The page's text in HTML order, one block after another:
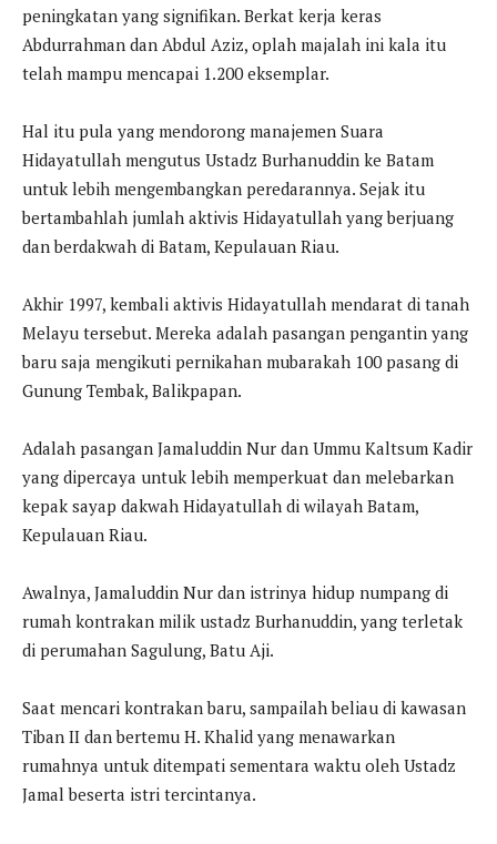
peningkatan yang signifikan. Berkat kerja keras
Abdurrahman dan Abdul Aziz, oplah majalah ini kala itu
telah mampu mencapai 1.200 eksemplar.
Hal itu pula yang mendorong manajemen Suara
Hidayatullah mengutus Ustadz Burhanuddin ke Batam
untuk lebih mengembangkan peredarannya. Sejak itu
bertambahlah jumlah aktivis Hidayatullah yang berjuang
dan berdakwah di Batam, Kepulauan Riau.
Akhir 1997, kembali aktivis Hidayatullah mendarat di tanah
Melayu tersebut. Mereka adalah pasangan pengantin yang
baru saja mengikuti pernikahan mubarakah 100 pasang di
Gunung Tembak, Balikpapan.
Adalah pasangan Jamaluddin Nur dan Ummu Kaltsum Kadir
yang dipercaya untuk lebih memperkuat dan melebarkan
kepak sayap dakwah Hidayatullah di wilayah Batam,
Kepulauan Riau.
Awalnya, Jamaluddin Nur dan istrinya hidup numpang di
rumah kontrakan milik ustadz Burhanuddin, yang terletak
di perumahan Sagulung, Batu Aji.
Saat mencari kontrakan baru, sampailah beliau di kawasan
Tiban II dan bertemu H. Khalid yang menawarkan
rumahnya untuk ditempati sementara waktu oleh Ustadz
Jamal beserta istri tercintanya.